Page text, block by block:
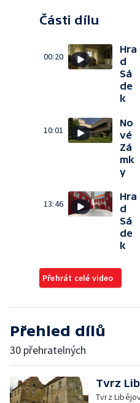
Části dílu
00:20
Hra
d
Sá
de
k
10:01
No
vé
Zá
mk
y
13:46
Hra
d
Sá
de
k
Přehrát celé video
Přehled dílů
30 přehratelných
Tvrz
Tvrz